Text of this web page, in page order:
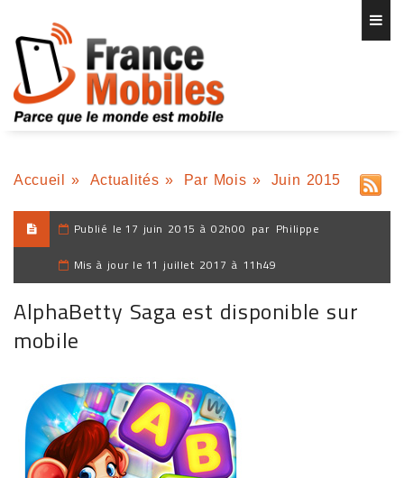
Accueil » Actualités » Par Mois » Juin 2015
Publié le 17 juin 2015 à 02h00 par Philippe
Mis à jour le 11 juillet 2017 à 11h49
AlphaBetty Saga est disponible sur
mobile